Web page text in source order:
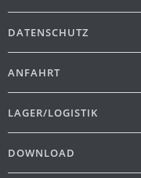
DATENSCHUTZ
ANFAHRT
LAGER/LOGISTIK
DOWNLOAD